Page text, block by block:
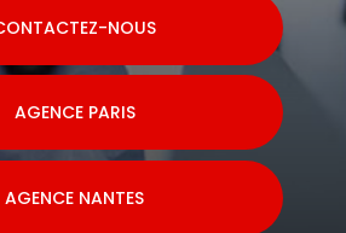
NOUS
AGENCE PARIS
AGENCE NANTES